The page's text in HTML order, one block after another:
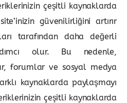
çeşitli kaynaklarda
güvenilirliğini artırır
tarafından daha değerli
olur. Bu nedenle,
forumlar ve sosyal medya
kaynaklarda paylaşmayı
çeşitli kaynaklarda